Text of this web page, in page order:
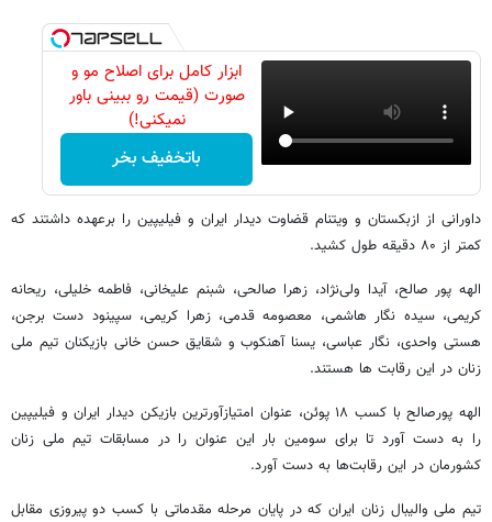
ابزار کامل برای اصلاح مو و
صورت (قیمت رو ببینی باور
نمیکنی!)
باتخفیف بخر
داورانی از ازبکستان و ویتنام قضاوت دیدار ایران و فیلیپین را برعهده داشتند که
کمتر از ۸۰ دقیقه طول کشید.
الهه پور صالح، آیدا ولی‌نژاد، زهرا صالحی، شبنم علیخانی، فاطمه خلیلی، ریحانه
کریمی، سیده نگار هاشمی، معصومه قدمی، زهرا کریمی، سپینود دست برجن،
هستی واحدی، نگار عباسی، یسنا آهنکوب و شقایق حسن خانی بازیکنان تیم ملی
زنان در این رقابت ها هستند.
الهه پورصالح با کسب ۱۸ پوئن، عنوان امتیازآورترین بازیکن دیدار ایران و فیلیپین
را به دست آورد تا برای سومین بار این عنوان را در مسابقات تیم ملی زنان
کشورمان در این رقابت‌ها به دست آورد.
تیم ملی والیبال زنان ایران که در پایان مرحله مقدماتی با کسب دو پیروزی مقابل